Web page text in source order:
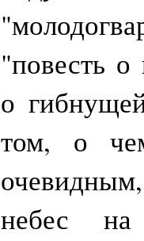
"повесть о
о
том, о
небес